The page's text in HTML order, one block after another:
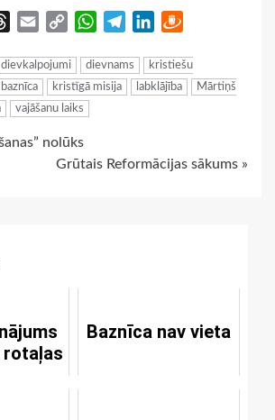
Threads
Email
Copy
WhatsApp
TelegramLinkedIn
dievkalpojumi dievnams
kristiešu
kristīgā misija labklājība
Mārtiņš
vajāšanu laiks
nolūks
Grūtais Reformācijas sākums »
rotaļas
Baznīca nav vieta